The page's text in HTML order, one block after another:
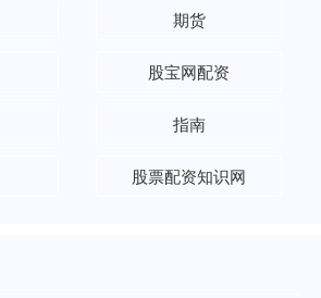
期货
股宝网配资
指南
股票配资知识网